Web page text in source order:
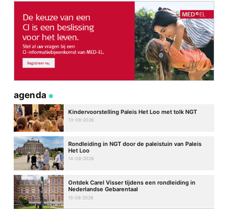
agenda
Kindervoorstelling Paleis Het Loo met tolk NGT
13-08-2026
Rondleiding in NGT door de paleistuin van Paleis
Het Loo
14-08-2026
Ontdek Carel Visser tijdens een rondleiding in
Nederlandse Gebarentaal
15-08-2026